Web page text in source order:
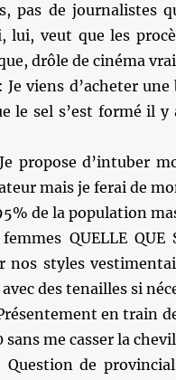
pas de journalistes
lui, veut que les
drôle de cinéma
Je viens d’acheter
le sel s’est formé il
propose d’intuber
mais je ferai de
de la population
QUELLE
nos styles
des tenailles si
en train
sans me casser la
Question de